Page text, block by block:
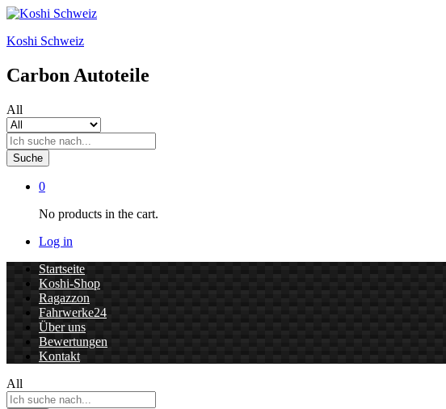
Koshi Schweiz
Carbon Autoteile
All
Suche
0
No products in the cart.
Log in
Startseite
Koshi-Shop
Ragazzon
Fahrwerke24
Über uns
Bewertungen
Kontakt
All